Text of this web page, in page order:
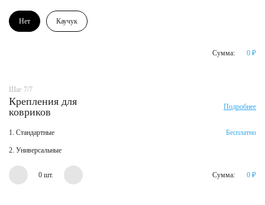
Нет Каучук
Сумма: 0 ₽
Шаг 7/7
Крепления для
ковриков
Подробнее
1. Стандартные Бесплатно
2. Универсальные
0 шт. Сумма: 0 ₽